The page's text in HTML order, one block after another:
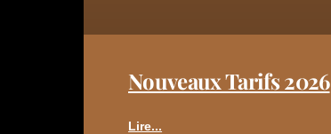
Nouveaux Tarifs 2026
Lire...